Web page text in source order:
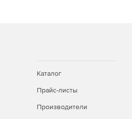
Каталог
Прайс-листы
Производители